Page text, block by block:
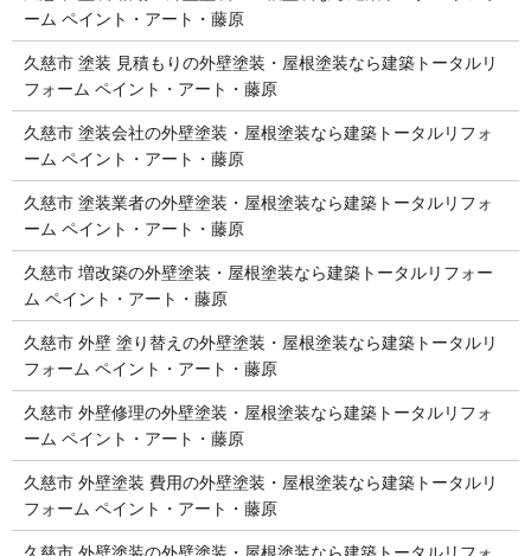
ーム ペイント・アート・藤原
久慈市 塗装 見積もりの外壁塗装・屋根塗装なら建築トータルリ
フォーム ペイント・アート・藤原
久慈市 塗装会社の外壁塗装・屋根塗装なら建築トータルリフォ
ーム ペイント・アート・藤原
久慈市 塗装業者の外壁塗装・屋根塗装なら建築トータルリフォ
ーム ペイント・アート・藤原
久慈市 増改築の外壁塗装・屋根塗装なら建築トータルリフォー
ム ペイント・アート・藤原
久慈市 外壁 塗り替えの外壁塗装・屋根塗装なら建築トータルリ
フォーム ペイント・アート・藤原
久慈市 外壁修理の外壁塗装・屋根塗装なら建築トータルリフォ
ーム ペイント・アート・藤原
久慈市 外壁塗装 費用の外壁塗装・屋根塗装なら建築トータルリ
フォーム ペイント・アート・藤原
久慈市 外壁塗装の外壁塗装・屋根塗装なら建築トータルリフォ